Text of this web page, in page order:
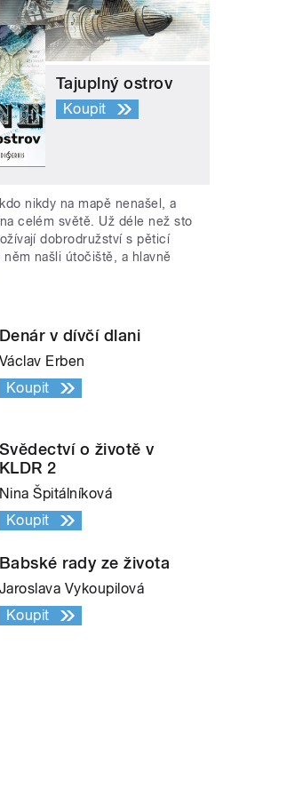
Tajuplný ostrov
Koupit
nikdy na mapě nenašel, a
celém světě. Už déle než sto
dobrodružství s pěticí
našli útočiště, a hlavně
Denár v dívčí dlani
Václav Erben
Koupit
Svědectví o životě v
KLDR 2
Nina Špitálníková
Koupit
Babské rady ze života
Jaroslava Vykoupilová
Koupit